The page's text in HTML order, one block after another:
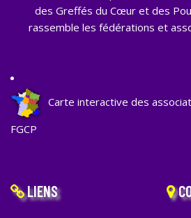
des Greffés du Cœur et des
rassemble les fédérations et
Carte interactive des
FGCP
LIENS